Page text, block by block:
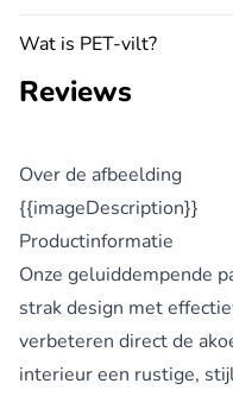
Wat is PET‑vilt?
Reviews
Over de afbeelding
{{imageDescription}}
Productinformatie
Onze geluiddempende
strak design met
verbeteren direct de
interieur een rustige,